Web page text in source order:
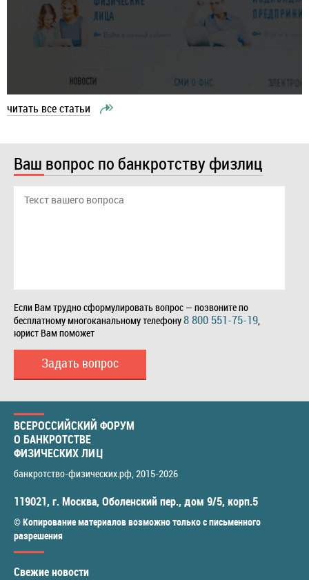
читать все статьи
Ваш вопрос по банкротству физлиц
Если Вам трудно сформулировать вопрос — позвоните по
бесплатному многоканальному телефону8 800 551-75-19,
юрист Вам поможет
Задать вопрос
ВСЕРОССИЙСКИЙ ФОРУМ
О БАНКРОТСТВЕ
ФИЗИЧЕСКИХ ЛИЦ
банкротство-физических.рф, 2015-2026
119021, г. Москва, Оболенский пер., дом 9/5, корп.5
© Копирование материалов возможно только с письменного
разрешения
Свежие новости